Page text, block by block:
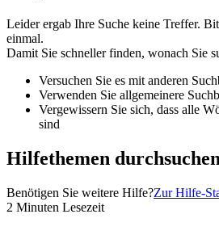
Leider ergab Ihre Suche keine Treffer.
einmal.
Damit Sie schneller finden, wonach Sie
Versuchen Sie es mit anderen
Verwenden Sie allgemeinere
Vergewissern Sie sich, dass alle
sind
Hilfethemen durchsuchen
Benötigen Sie weitere Hilfe?Zur Hilfe-
2 Minuten Lesezeit